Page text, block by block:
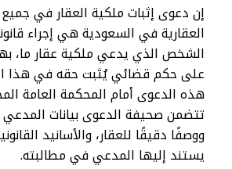
إن دعوى إثبات ملكية العقار في جميع
العقارية​​ في السعودية هي إجراء
الشخص الذي يدعي ملكية عقار ما،
على حكم قضائي يُثبت حقه في هذا
هذه الدعوى أمام المحكمة العامة
تتضمن صحيفة الدعوى بيانات
ووصفًا دقيقًا للعقار، والأسانيد
يستند إليها المدعي في مطالبته.